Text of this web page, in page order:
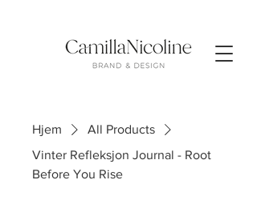
Hjem
All Products
Vinter Refleksjon Journal - Root
Before You Rise